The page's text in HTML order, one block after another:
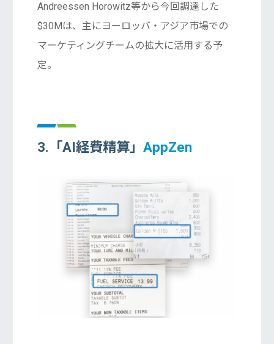
Andreessen Horowitz等から今回調達した
$30Mは、主にヨーロッバ・アジア市場での
マーケティングチームの拡大に活用する予
定。
3.「AI経費精算」 AppZen